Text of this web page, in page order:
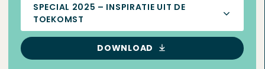
SPECIAL 2025 – INSPIRATIE UIT DE
TOEKOMST
DOWNLOAD